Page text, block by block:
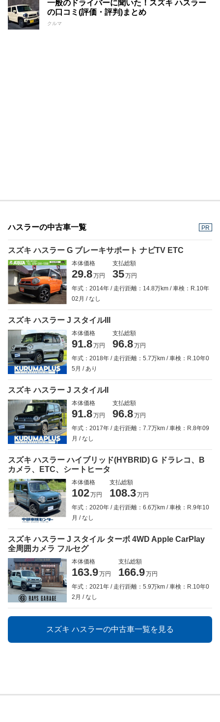
一般のドライバーに聞いた！スズキ ハスラー
の口コミ(評価・評判)まとめ
クルマ
ハスラーの中古車一覧 PR
スズキ ハスラー G ブレーキサポート ナビTV ETC
本体価格
29.8万円
支払総額
35万円
年式：2014年
走行距離：14.8万km
車検：R.10年
02月
なし
スズキ ハスラー J スタイルIII
本体価格
91.8万円
支払総額
96.8万円
年式：2018年
走行距離：5.7万km
車検：R.10年0
5月
あり
スズキ ハスラー J スタイルII
本体価格
91.8万円
支払総額
96.8万円
年式：2017年
走行距離：7.7万km
車検：R.8年09
月
なし
スズキ ハスラー ハイブリッド(HYBRID) G ドラレコ、B
カメラ、ETC、シートヒータ
本体価格
102万円
支払総額
108.3万円
年式：2020年
走行距離：6.6万km
車検：R.9年10
月
なし
スズキ ハスラー J スタイル ターボ 4WD Apple CarPlay
全周囲カメラ フルセグ
本体価格
163.9万円
支払総額
166.9万円
年式：2021年
走行距離：5.9万km
車検：R.10年0
2月
なし
スズキ ハスラーの中古車一覧を見る